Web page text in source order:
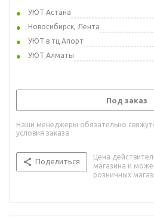
УЮТ Астана
Новосибирск, Лента
УЮТ в тц Апорт
УЮТ Алматы
Под заказ
Наши менеджеры обязательно
условия заказа
Поделиться
Цена
магазина и
розничных